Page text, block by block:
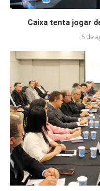
Caixa tenta jogar
5 de